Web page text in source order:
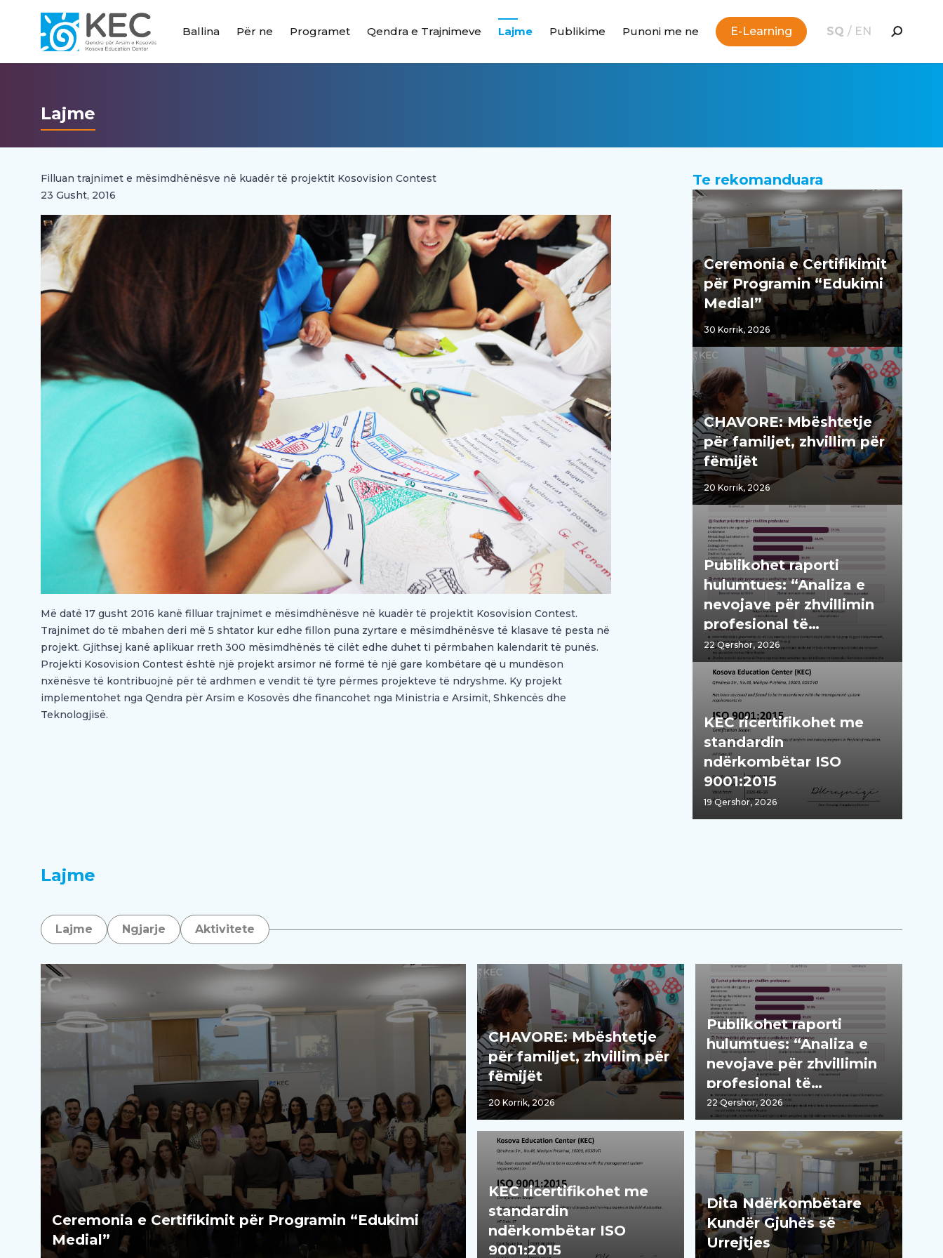
Ballina Për ne Programet Qendra e Trajnimeve Lajme Publikime Punoni me ne E-Learning SQ / EN
Lajme
Filluan trajnimet e mësimdhënësve në kuadër të projektit Kosovision Contest
23 Gusht, 2016
Më datë 17 gusht 2016 kanë filluar trajnimet e mësimdhënësve në kuadër të projektit Kosovision Contest.
Trajnimet do të mbahen deri më 5 shtator kur edhe fillon puna zyrtare e mësimdhënësve të klasave të pesta në
projekt. Gjithsej kanë aplikuar rreth 300 mësimdhënës të cilët edhe duhet ti përmbahen kalendarit të punës.
Projekti Kosovision Contest është një projekt arsimor në formë të një gare kombëtare që u mundëson
nxënësve të kontribuojnë për të ardhmen e vendit të tyre përmes projekteve të ndryshme. Ky projekt
implementohet nga Qendra për Arsim e Kosovës dhe financohet nga Ministria e Arsimit, Shkencës dhe
Teknologjisë.
Te rekomanduara
Ceremonia e Certifikimit
për Programin “Edukimi
Medial”
30 Korrik, 2026
CHAVORE: Mbështetje
për familjet, zhvillim për
fëmijët
20 Korrik, 2026
Publikohet raporti
hulumtues: “Analiza e
nevojave për zhvillimin
profesional të
mësimdhënësve“
22 Qershor, 2026
KEC ricertifikohet me
standardin
ndërkombëtar ISO
9001:2015
19 Qershor, 2026
Lajme
Lajme Ngjarje Aktivitete
Ceremonia e Certifikimit për Programin “Edukimi
Medial”
CHAVORE: Mbështetje
për familjet, zhvillim për
fëmijët
20 Korrik, 2026
Publikohet raporti
hulumtues: “Analiza e
nevojave për zhvillimin
profesional të
mësimdhënësve“
22 Qershor, 2026
KEC ricertifikohet me
standardin
ndërkombëtar ISO
9001:2015
Dita Ndërkombëtare
Kundër Gjuhës së
Urrejtjes